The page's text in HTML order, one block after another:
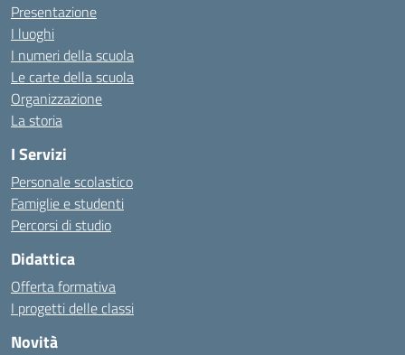
Presentazione
I luoghi
I numeri della scuola
Le carte della scuola
Organizzazione
La storia
I Servizi
Personale scolastico
Famiglie e studenti
Percorsi di studio
Didattica
Offerta formativa
I progetti delle classi
Novità